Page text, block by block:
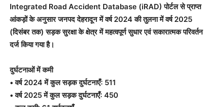
Integrated Road Accident Database (iRAD) पोर्टल से प्राप्त
आंकड़ों के अनुसार जनपद देहरादून में वर्ष 2024 की तुलना में वर्ष 2025
(दिसंबर तक) सड़क सुरक्षा के क्षेत्र में महत्वपूर्ण सुधार एवं सकारात्मक परिवर्तन
दर्ज किया गया है।
दुर्घटनाओं में कमी
• वर्ष 2024 में कुल सड़क दुर्घटनाएँ: 511
• वर्ष 2025 में कुल सड़क दुर्घटनाएँ: 450